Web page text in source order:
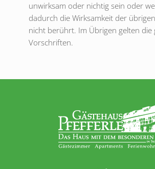
unwirksam oder nichtig sein oder
dadurch die Wirksamkeit der
nicht berührt. Im Übrigen gelten die
Vorschriften.